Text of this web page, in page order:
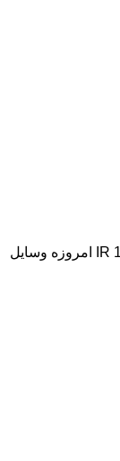
معرفی محصول : دستگاه تست استپر موتور IR 1011 امروزه وسایل